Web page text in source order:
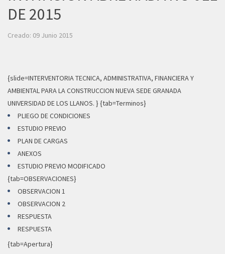
DE 2015
Creado: 09 Junio 2015
{slide=INTERVENTORIA TECNICA, ADMINISTRATIVA, FINANCIERA Y
AMBIENTAL PARA LA CONSTRUCCION NUEVA SEDE GRANADA
UNIVERSIDAD DE LOS LLANOS. } {tab=Terminos}
PLIEGO DE CONDICIONES
ESTUDIO PREVIO
PLAN DE CARGAS
ANEXOS
ESTUDIO PREVIO MODIFICADO
{tab=OBSERVACIONES}
OBSERVACION 1
OBSERVACION 2
RESPUESTA
RESPUESTA
{tab=Apertura}